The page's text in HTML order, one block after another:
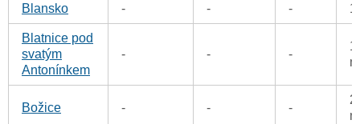
Blansko - - - 1
Blatnice pod
svatým
Antonínkem
- - -
Božice - - -